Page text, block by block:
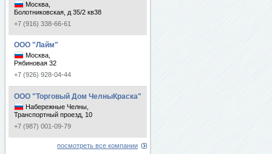
Москва,
Болотниковская, д 35/2 кв38
+7 (916) 338-66-61
ООО "Лайм"
Москва,
Рябиновая 32
+7 (926) 928-04-44
ООО "Торговый Дом ЧелныКраска"
Набережные Челны,
Транспортный проезд, 10
+7 (987) 001-09-79
посмотреть все компании